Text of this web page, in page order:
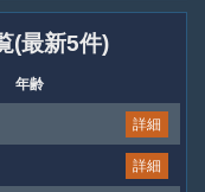
(最新5件)
年齢
詳細
詳細